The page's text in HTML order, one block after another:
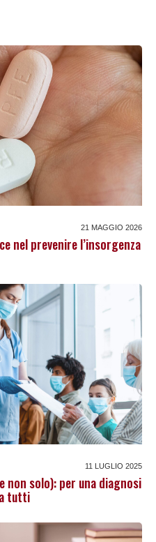
21 MAGGIO 2026
nel prevenire l’insorgenza
11 LUGLIO 2025
solo): per una diagnosi
tutti